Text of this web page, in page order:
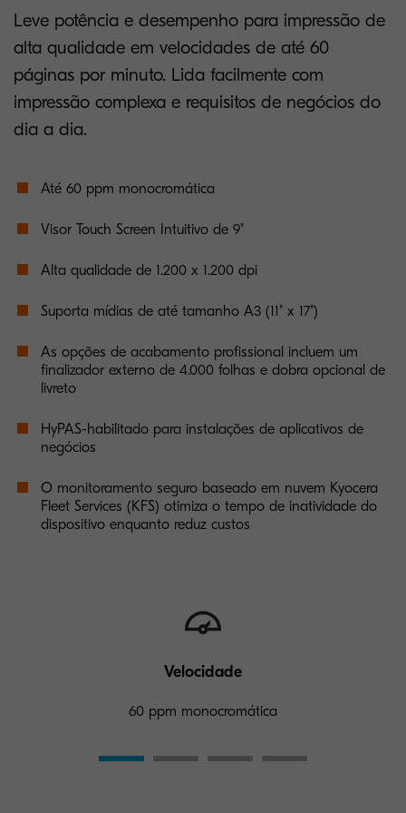
Leve potência e desempenho para impressão de
alta qualidade em velocidades de até 60
páginas por minuto. Lida facilmente com
impressão complexa e requisitos de negócios do
dia a dia.
Até 60 ppm monocromática
Visor Touch Screen Intuitivo de 9"
Alta qualidade de 1.200 x 1.200 dpi
Suporta mídias de até tamanho A3 (11" x 17")
As opções de acabamento profissional incluem um
finalizador externo de 4.000 folhas e dobra opcional de
livreto
HyPAS-habilitado para instalações de aplicativos de
negócios
O monitoramento seguro baseado em nuvem Kyocera
Fleet Services (KFS) otimiza o tempo de inatividade do
dispositivo enquanto reduz custos
Velocidade
60 ppm monocromática